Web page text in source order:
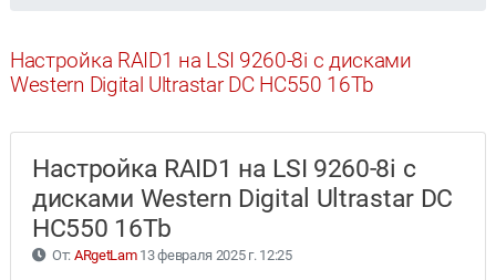
Настройка RAID1 на LSI 9260-8i с дисками
Western Digital Ultrastar DC HC550 16Tb
Настройка RAID1 на LSI 9260-8i с
дисками Western Digital Ultrastar DC
HC550 16Tb
От: ARgetLam13 февраля 2025 г. 12:25